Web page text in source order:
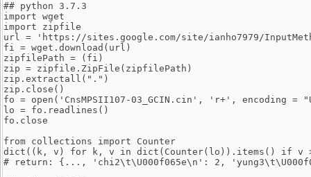
## python 3.7.3
import wget
import zipfile
url = 'https://sites.google.com/site/ianho7979/
fi = wget.download(url)
zipfilePath = (fi)
zip = zipfile.ZipFile(zipfilePath)
zip.extractall(".")
zip.close()
fo = open('CnsMPSII107-03_GCIN.cin', 'r+', encoding =
lo = fo.readlines()
fo.close
from collections import Counter
dict((k, v) for k, v in dict(Counter(lo)).items() if v
# return: {..., 'chi2\t\U000f065e\n': 2,